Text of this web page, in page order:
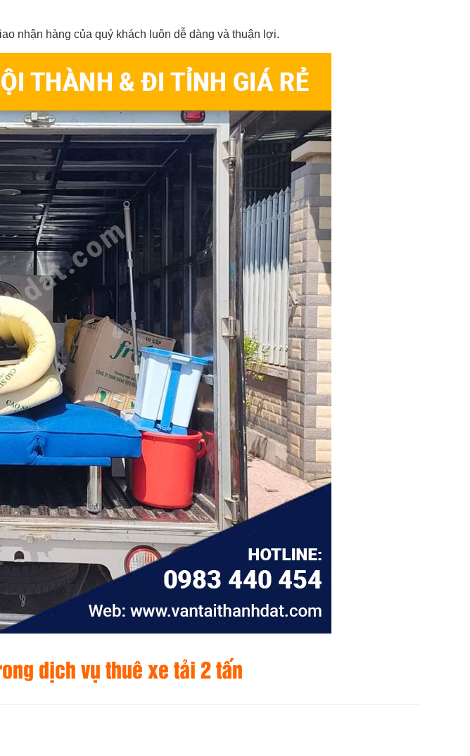
nhận hàng của quý khách luôn dễ dàng và thuận lợi.
dịch vụ thuê xe tải 2 tấn